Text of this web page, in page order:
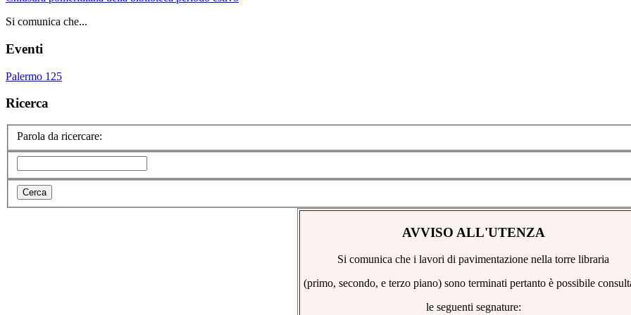
Si comunica che...
Eventi
Palermo 125
Ricerca
Parola da ricercare:
AVVISO ALL'UTENZA
Si comunica che i lavori di pavimentazione nella torre libraria
(primo, secondo, e terzo piano) sono terminati pertanto è possibile
le seguenti segnature: